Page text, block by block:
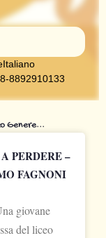
Italiano
8892910133
Genere...
PERDERE –
FAGNONI
giovane
del liceo